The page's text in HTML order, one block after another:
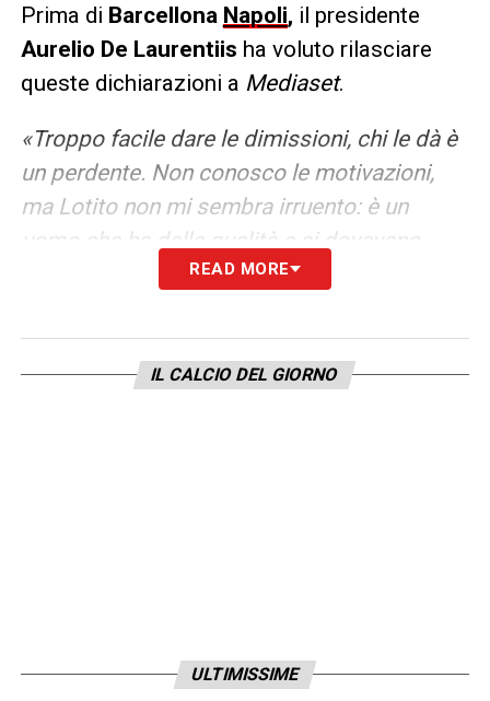
Prima di Barcellona Napoli, il presidente
Aurelio De Laurentiis ha voluto rilasciare
queste dichiarazioni a Mediaset.
«Troppo facile dare le dimissioni, chi le dà è
un perdente. Non conosco le motivazioni,
ma Lotito non mi sembra irruento: è un
uomo che ha delle qualità e si dovevano
trovare soluzioni nel rapporto per cui una
lascia. Mercato? Kvara ha ancora tanti anni
con noi e io vorrei estendergli il contratto.»
READ MORE
IL CALCIO DEL GIORNO
ULTIMISSIME